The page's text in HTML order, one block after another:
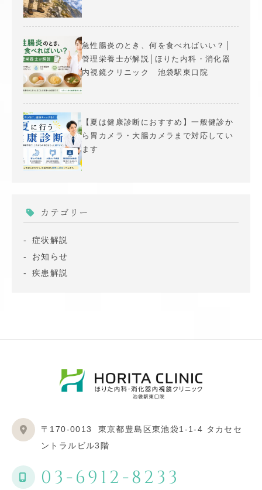
急性腸炎のとき、何を食べればいい？│
管理栄養士が解説│ほりた内科・消化器
内視鏡クリニック 池袋駅東口院
【夏は健康診断におすすめ】一般健診か
ら胃カメラ・大腸カメラまで対応してい
ます
カテゴリー
症状解説
お知らせ
疾患解説
〒170-0013
東京都豊島区東池袋1-1-4 タカセセ
ントラルビル3階
03-6912-8233